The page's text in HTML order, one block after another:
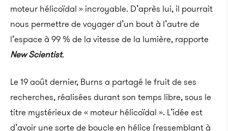
moteur hélicoïdal » incroyable. D’après lui, il pourrait
nous permettre de voyager d’un bout à l’autre de
l’espace à 99 % de la vitesse de la lumière, rapporte
New Scientist.
Le 19 août dernier, Burns a partagé le fruit de ses
recherches, réalisées durant son temps libre, sous le
titre mystérieux de « moteur hélicoïdal ». L’idée est
d’avoir une sorte de boucle en hélice (ressemblant à